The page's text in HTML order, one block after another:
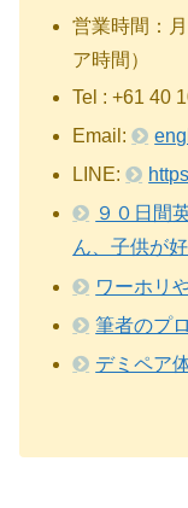
営業時間：
ア時間）
Tel : +61 40
Email:
LINE:
９０日間
ん、子供が
ワーホリ
筆者のプ
デミペア